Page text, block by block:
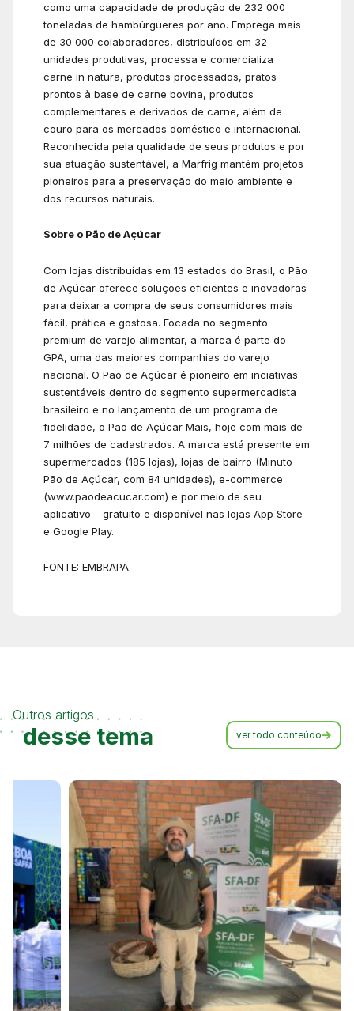
como uma capacidade de produção de 232 000
toneladas de hambúrgueres por ano. Emprega mais
de 30 000 colaboradores, distribuídos em 32
unidades produtivas, processa e comercializa
carne in natura, produtos processados, pratos
prontos à base de carne bovina, produtos
complementares e derivados de carne, além de
couro para os mercados doméstico e internacional.
Reconhecida pela qualidade de seus produtos e por
sua atuação sustentável, a Marfrig mantém projetos
pioneiros para a preservação do meio ambiente e
dos recursos naturais.
Sobre o Pão de Açúcar
Com lojas distribuídas em 13 estados do Brasil, o Pão
de Açúcar oferece soluções eficientes e inovadoras
para deixar a compra de seus consumidores mais
fácil, prática e gostosa. Focada no segmento
premium de varejo alimentar, a marca é parte do
GPA, uma das maiores companhias do varejo
nacional. O Pão de Açúcar é pioneiro em inciativas
sustentáveis dentro do segmento supermercadista
brasileiro e no lançamento de um programa de
fidelidade, o Pão de Açúcar Mais, hoje com mais de
7 milhões de cadastrados. A marca está presente em
supermercados (185 lojas), lojas de bairro (Minuto
Pão de Açúcar, com 84 unidades), e-commerce
(www.paodeacucar.com) e por meio de seu
aplicativo – gratuito e disponível nas lojas App Store
e Google Play.
FONTE: EMBRAPA
Outros artigos
desse tema ver todo conteúdo